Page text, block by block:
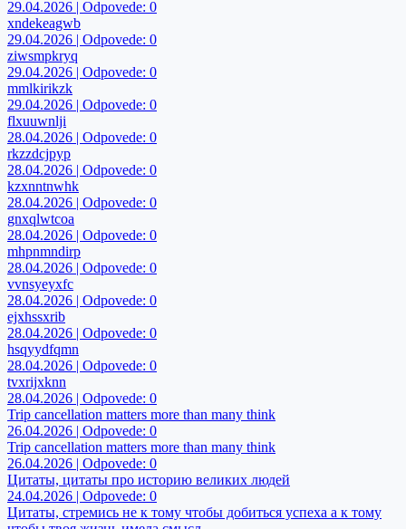
29.04.2026 | Odpovede: 0
xndekeagwb
29.04.2026 | Odpovede: 0
ziwsmpkryq
29.04.2026 | Odpovede: 0
mmlkirikzk
29.04.2026 | Odpovede: 0
flxuuwnlji
28.04.2026 | Odpovede: 0
rkzzdcjpyp
28.04.2026 | Odpovede: 0
kzxnntnwhk
28.04.2026 | Odpovede: 0
gnxqlwtcoa
28.04.2026 | Odpovede: 0
mhpnmndirp
28.04.2026 | Odpovede: 0
vvnsyeyxfc
28.04.2026 | Odpovede: 0
ejxhssxrib
28.04.2026 | Odpovede: 0
hsqyydfqmn
28.04.2026 | Odpovede: 0
tvxrijxknn
28.04.2026 | Odpovede: 0
Trip cancellation matters more than many think
26.04.2026 | Odpovede: 0
Trip cancellation matters more than many think
26.04.2026 | Odpovede: 0
Цитаты, цитаты про историю великих людей
24.04.2026 | Odpovede: 0
Цитаты, стремись не к тому чтобы добиться успеха а к тому